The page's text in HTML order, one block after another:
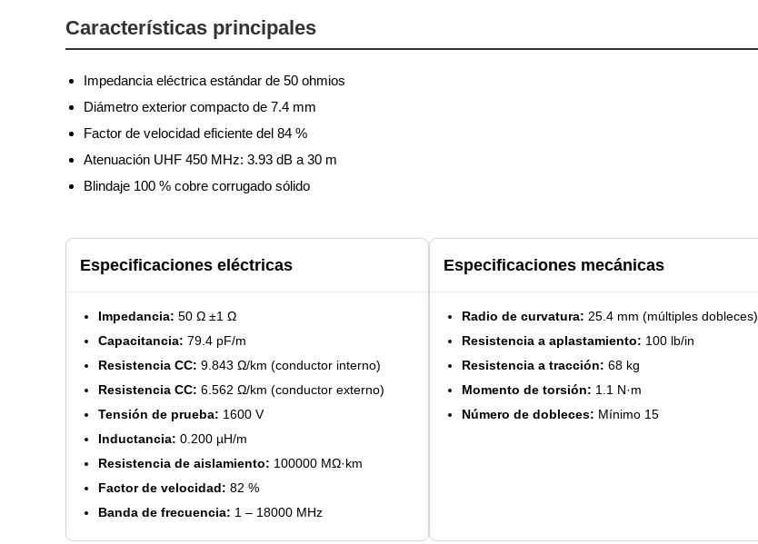
Características principales
Impedancia eléctrica estándar de 50 ohmios
Diámetro exterior compacto de 7.4 mm
Factor de velocidad eficiente del 84 %
Atenuación UHF 450 MHz: 3.93 dB a 30 m
Blindaje 100 % cobre corrugado sólido
Especificaciones eléctricas
Impedancia: 50 Ω ±1 Ω
Capacitancia: 79.4 pF/m
Resistencia CC: 9.843 Ω/km (conductor interno)
Resistencia CC: 6.562 Ω/km (conductor externo)
Tensión de prueba: 1600 V
Inductancia: 0.200 µH/m
Resistencia de aislamiento: 100000 MΩ·km
Factor de velocidad: 82 %
Banda de frecuencia: 1 – 18000 MHz
Especificaciones mecánicas
Radio de curvatura: 25.4 mm (múltiples dobleces)
Resistencia a aplastamiento: 100 lb/in
Resistencia a tracción: 68 kg
Momento de torsión: 1.1 N·m
Número de dobleces: Mínimo 15